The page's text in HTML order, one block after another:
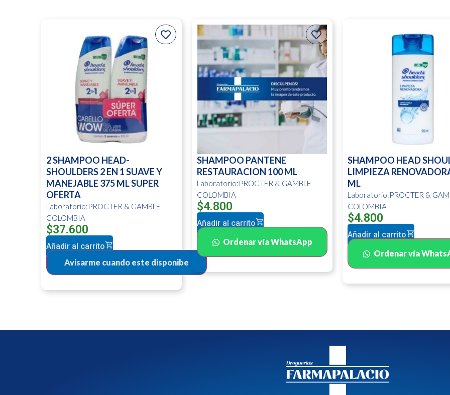
2 SHAMPOO HEAD-
SHOULDERS 2 EN 1 SUAVE Y
MANEJABLE 375 ML SUPER
OFERTA
Laboratorio:PROCTER & GAMBLE
COLOMBIA
$37.600
Añadir al carrito
SHAMPOO PANTENE
RESTAURACION 100 ML
Laboratorio:PROCTER & GAMBLE
COLOMBIA
$4.800
Añadir al carrito
Ordenar vía WhatsApp
SHAMPOO HEAD
LIMPIEZA
ML
Laboratorio:PROCTER &
COLOMBIA
$4.800
Añadir al carrito
Ordenar vía